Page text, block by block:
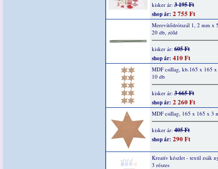
kisker ár: 3 195 Ft
shop ár: 2 755 Ft
Merevítődrótszál 1, 2 mm x
20 db, zöld
kisker ár: 605 Ft
shop ár: 410 Ft
MDF csillag, kb.165 x 165
10 db
kisker ár: 3 665 Ft
shop ár: 2 260 Ft
MDF csillag, 165 x 165 x 3
kisker ár: 405 Ft
shop ár: 290 Ft
Kreatív készlet - textil zsák
3 részes